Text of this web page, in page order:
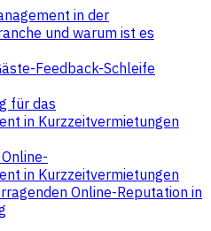
in der
und warum ist es
Feedback-Schleife
für das
in Kurzzeitvermietungen
in Kurzzeitvermietungen
Online-Reputation in